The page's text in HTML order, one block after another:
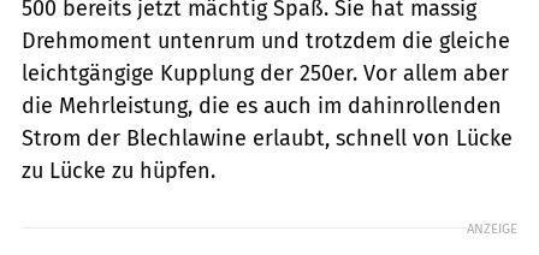
500 bereits jetzt mächtig Spaß. Sie hat massig
Drehmoment untenrum und trotzdem die gleiche
leichtgängige Kupplung der 250er. Vor allem aber
die Mehrleistung, die es auch im dahinrollenden
Strom der Blechlawine erlaubt, schnell von Lücke
zu Lücke zu hüpfen.
ANZEIGE